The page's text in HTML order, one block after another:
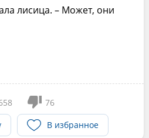
лисица. – Может, они
76
В избранное